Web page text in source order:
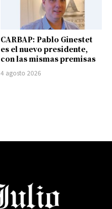
CARBAP: Pablo Ginestet
es el nuevo presidente,
con las mismas premisas
4 agosto 2026